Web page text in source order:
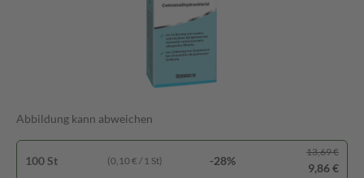
Abbildung kann abweichen
100 St (0,10 € / 1 St) -28%
13,69 €
9,86 €